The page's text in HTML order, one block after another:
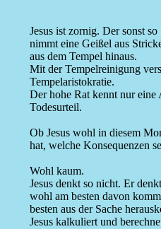
Jesus ist zornig. Der sonst
nimmt eine Geißel aus
aus dem Tempel hinaus.
Mit der Tempelreinigung
Tempelaristokratie.
Der hohe Rat kennt nur eine
Todesurteil.
Ob Jesus wohl in diesem
hat, welche Konsequenzen
Wohl kaum.
Jesus denkt so nicht. Er
wohl am besten davon
besten aus der Sache
Jesus kalkuliert und